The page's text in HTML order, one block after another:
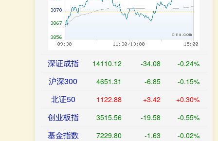
深证成指 14110.12 -34.08 -0.24%
沪深300 4651.31 -6.85 -0.15%
北证50 1122.88 +3.42 +0.30%
创业板指 3515.56 -19.58 -0.55%
基金指数 7229.80 -1.63 -0.02%